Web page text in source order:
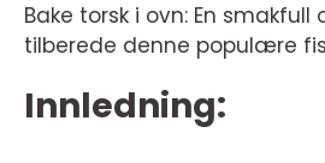
Bake torsk i ovn: En
tilberede denne populære
Innledning: